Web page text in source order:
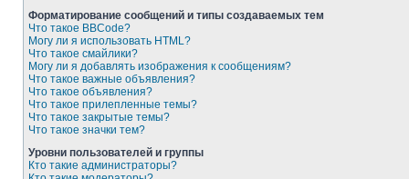
Форматирование сообщений и типы создаваемых тем
Что такое BBCode?
Могу ли я использовать HTML?
Что такое смайлики?
Могу ли я добавлять изображения к сообщениям?
Что такое важные объявления?
Что такое объявления?
Что такое прилепленные темы?
Что такое закрытые темы?
Что такое значки тем?
Уровни пользователей и группы
Кто такие администраторы?